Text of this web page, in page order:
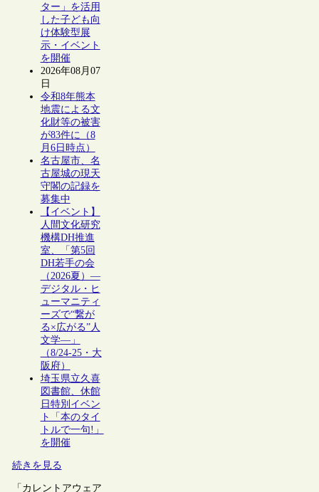
ター」を活用
した子ども向
け体験型展
示・イベント
を開催
2026年08月07
日
令和8年熊本
地震による文
化財等の被害
が83件に（8
月6日時点）
名古屋市、名
古屋城の現天
守閣の記録を
募集中
【イベント】
人間文化研究
機構DH推進
室、「第5回
DH若手の会
（2026夏）―
デジタル・ヒ
ューマニティ
ーズで“繋が
る×広がる”人
文学―」
（8/24-25・大
阪府）
埼玉県立久喜
図書館、休館
日特別イベン
ト「本のタイ
トルで一句!」
を開催
続きを見る
「カレントアウェア